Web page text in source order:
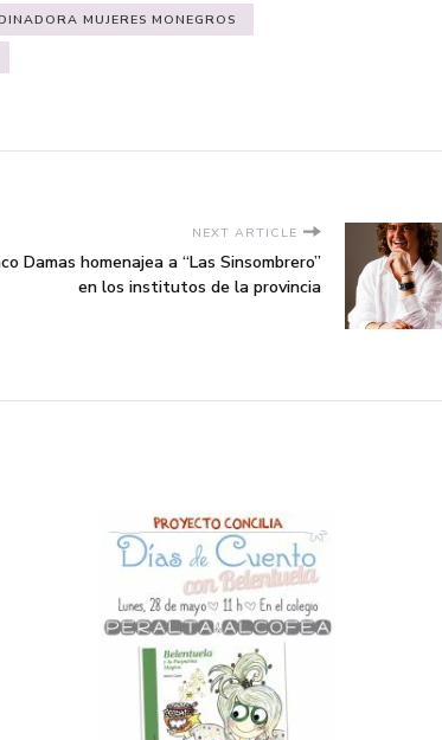
MUJERES MONEGROS
NEXT ARTICLE
Damas homenajea a “Las Sinsombrero”
en los institutos de la provincia